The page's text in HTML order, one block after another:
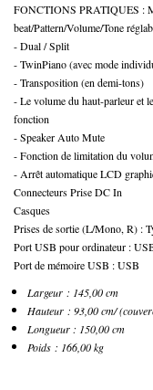
FONCTIONS PRATIQUES :
beat/Pattern/Volume/Tone
- Dual / Split
- TwinPiano (avec mode
- Transposition (en demi-tons)
- Le volume du haut-parleur et
fonction
- Speaker Auto Mute
- Fonction de limitation du
- Arrêt automatique LCD
Connecteurs Prise DC In
Casques
Prises de sortie (L/Mono, R) :
Port USB pour ordinateur :
Port de mémoire USB : USB
Largeur : 145,00 cm
Hauteur : 93,00 cm/
Longueur : 150,00 cm
Poids : 166,00 kg